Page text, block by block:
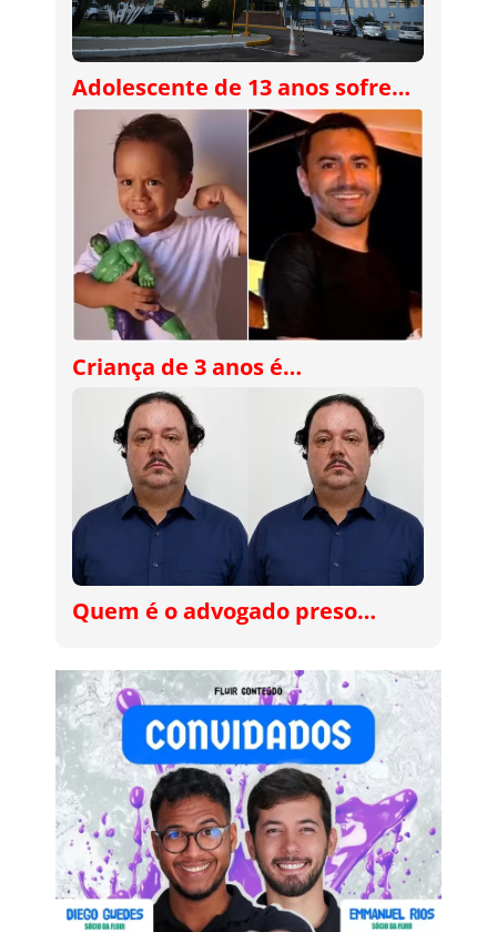
Adolescente de 13 anos sofre…
Criança de 3 anos é…
Quem é o advogado preso…